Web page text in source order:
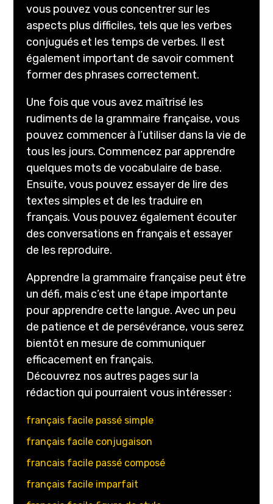
vous pouvez vous concentrer sur les
aspects plus difficiles, tels que les verbes
conjugués et les temps de verbes. Il est
également important de savoir comment
former des phrases correctement.
Une fois que vous avez maîtrisé les
rudiments de la grammaire française, vous
pouvez commencer à l’utiliser dans la vie de
tous les jours. Commencez par apprendre
quelques mots de vocabulaire de base.
Ensuite, vous pouvez essayer de lire des
textes simples et de les traduire en
français. Vous pouvez également écouter
des conversations en français et essayer
de les reproduire.
Apprendre la grammaire française peut être
un défi, mais c’est une étape importante
pour apprendre cette langue. Avec un peu
de patience et de persévérance, vous serez
bientôt en mesure de communiquer
efficacement en français.
Découvrez nos autres pages sur la
rédaction qui pourraient vous intéresser :
français facile passé simple
français facile conjugaison
francais facile passé composé
français facile imparfait